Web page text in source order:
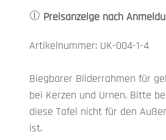
Preisanzeige nach
Artikelnummer: UK-004-1-4
Biegbarer Bilderrahmen für
bei Kerzen und Urnen. Bitte
diese Tafel nicht für den
ist.